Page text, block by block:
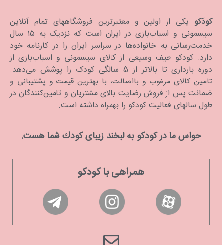
کودَکو یکی از اولین و معتبرترین فروشگاههای تمام آنلاین
سیسمونی و اسباب‌بازی در ایران است که نزدیک به ۱۵ سال
خدمت‌رسانی به خانواده‌ها در سراسر ایران را در کارنامه خود
دارد. كودكو طیف وسیعی از کالای سیسمونی و اسباب‌بازی از
دوره بارداری تا بالاتر از 5 سالگی کودک را پوشش می‌دهد.
تامین کالای مرغوب و بااصالت، با بهترین قیمت و پشتیبانی و
ضمانت پس از فروش رضایت بالای مشتریان و تامین‌کنندگان در
طول سالهای فعالیت کودکو را بهمراه داشته است.
حواس ما در كودكو به لبخند زیبای كودك شما هست.
همراهی با کودکو